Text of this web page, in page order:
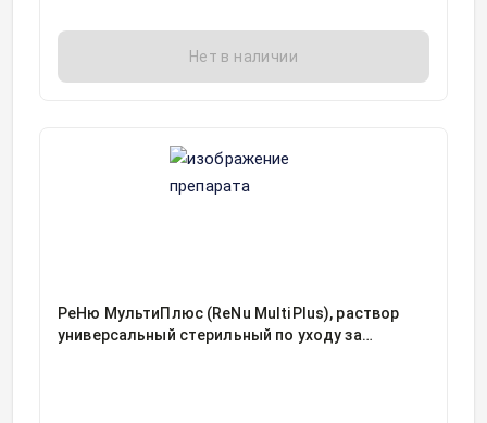
Нет в наличии
РеНю МультиПлюс (ReNu MultiPlus), раствор
универсальный стерильный по уходу за